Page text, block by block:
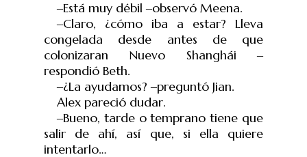
‒Está muy débil‒observó Meena.
‒Claro, ¿cómo iba a estar? Lleva
congelada desde antes de que
colonizaran Nuevo Shanghái‒
respondió Beth.
‒¿La ayudamos?‒preguntó Jian.
Alex pareció dudar.
‒Bueno, tarde o temprano tiene que
salir de ahí, así que, si ella quiere
intentarlo…